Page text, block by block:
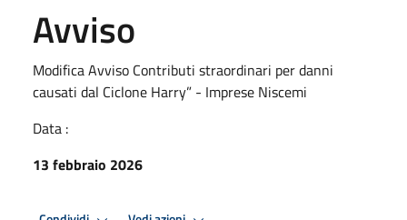
Avviso
Modifica Avviso Contributi straordinari per danni
causati dal Ciclone Harry” - Imprese Niscemi
Data :
13 febbraio 2026